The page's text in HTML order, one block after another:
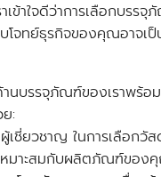
เข้าใจดีว่าการเลือกบรรจุ
โจทย์ธุรกิจของคุณอาจเ
นบรรจุภัณฑ์ของเราพร้อม
:
เชี่ยวชาญ ในการเลือกวัส
หมาะสมกับผลิตภัณฑ์ของ